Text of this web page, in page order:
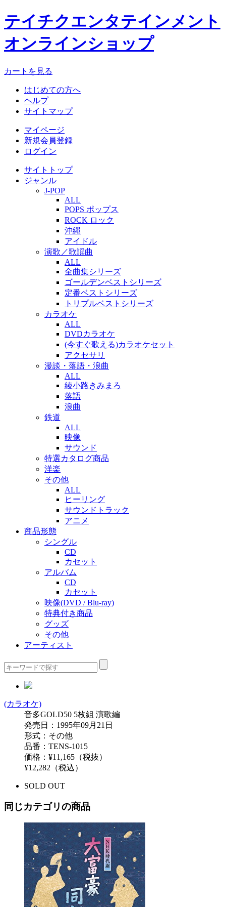
テイチクエンタテインメント
オンラインショップ
カートを見る
はじめての方へ
ヘルプ
サイトマップ
マイページ
新規会員登録
ログイン
サイトトップ
ジャンル
J-POP
ALL
POPS ポップス
ROCK ロック
沖縄
アイドル
演歌／歌謡曲
ALL
全曲集シリーズ
ゴールデンベストシリーズ
定番ベストシリーズ
トリプルベストシリーズ
カラオケ
ALL
DVDカラオケ
(今すぐ歌える)カラオケセット
アクセサリ
漫談・落語・浪曲
ALL
綾小路きみまろ
落語
浪曲
鉄道
ALL
映像
サウンド
特選カタログ商品
洋楽
その他
ALL
ヒーリング
サウンドトラック
アニメ
商品形態
シングル
CD
カセット
アルバム
CD
カセット
映像(DVD / Blu-ray)
特典付き商品
グッズ
その他
アーティスト
(カラオケ)
音多GOLD50 5枚組 演歌編
発売日：1995年09月21日
形式：その他
品番：TENS-1015
価格：¥11,165（税抜）
¥12,282（税込）
SOLD OUT
同じカテゴリの商品